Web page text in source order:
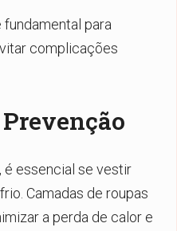
para
complicações
é essencial se vestir
Camadas de roupas
a perda de calor e